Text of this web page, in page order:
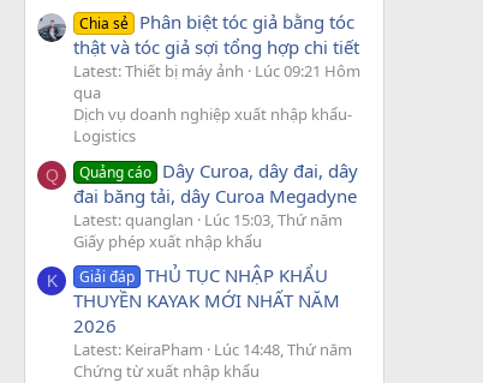
Chia sẻ Phân biệt tóc giả bằng tóc
thật và tóc giả sợi tổng hợp chi tiết
Latest: Thiết bị máy ảnh
Lúc 09:21 Hôm
qua
Dịch vụ doanh nghiệp xuất nhập khẩu-
Logistics
Q Quảng cáo Dây Curoa, dây đai, dây
đai băng tải, dây Curoa Megadyne
Latest: quanglan
Lúc 15:03, Thứ năm
Giấy phép xuất nhập khẩu
K Giải đáp THỦ TỤC NHẬP KHẨU
THUYỀN KAYAK MỚI NHẤT NĂM
2026
Latest: KeiraPham
Lúc 14:48, Thứ năm
Chứng từ xuất nhập khẩu